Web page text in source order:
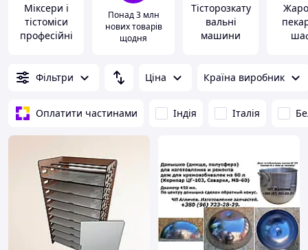
Міксери і
тістоміси
професійні
Понад 3 млн
нових товарів
щодня
Тісторозкату
вальні
машини
Фільтри Ціна Країна виробник
Оплатити частинами Індія Італія